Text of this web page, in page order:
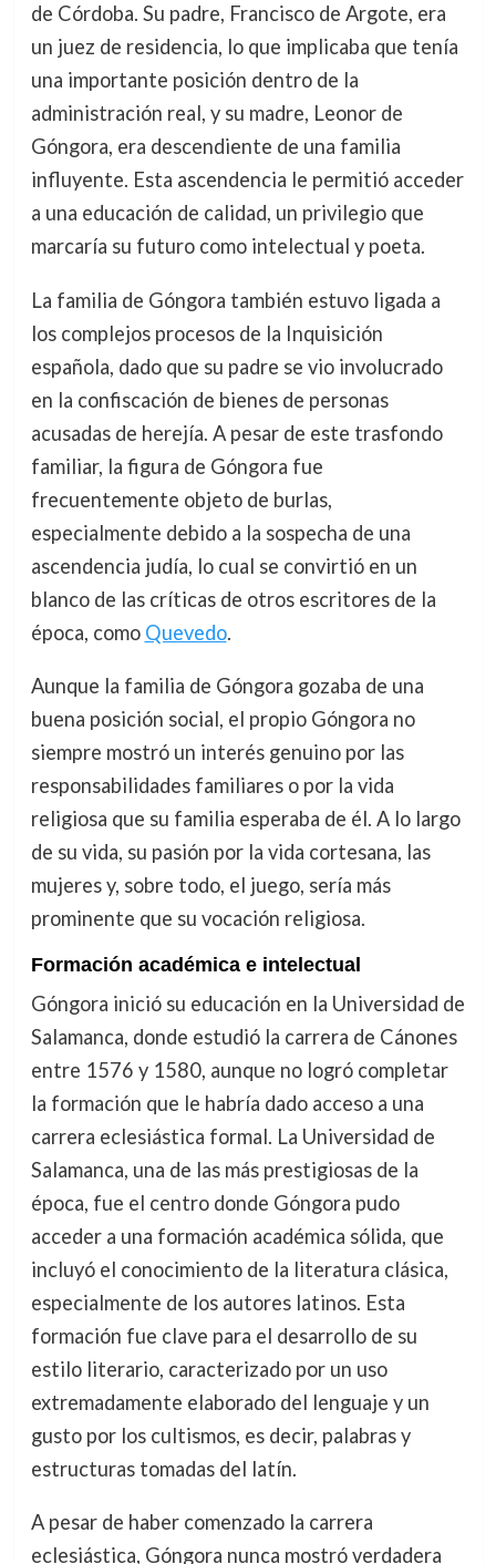
de Córdoba. Su padre, Francisco de Argote, era
un juez de residencia, lo que implicaba que tenía
una importante posición dentro de la
administración real, y su madre, Leonor de
Góngora, era descendiente de una familia
influyente. Esta ascendencia le permitió acceder
a una educación de calidad, un privilegio que
marcaría su futuro como intelectual y poeta.
La familia de Góngora también estuvo ligada a
los complejos procesos de la Inquisición
española, dado que su padre se vio involucrado
en la confiscación de bienes de personas
acusadas de herejía. A pesar de este trasfondo
familiar, la figura de Góngora fue
frecuentemente objeto de burlas,
especialmente debido a la sospecha de una
ascendencia judía, lo cual se convirtió en un
blanco de las críticas de otros escritores de la
época, como Quevedo.
Aunque la familia de Góngora gozaba de una
buena posición social, el propio Góngora no
siempre mostró un interés genuino por las
responsabilidades familiares o por la vida
religiosa que su familia esperaba de él. A lo largo
de su vida, su pasión por la vida cortesana, las
mujeres y, sobre todo, el juego, sería más
prominente que su vocación religiosa.
Formación académica e intelectual
Góngora inició su educación en la Universidad de
Salamanca, donde estudió la carrera de Cánones
entre 1576 y 1580, aunque no logró completar
la formación que le habría dado acceso a una
carrera eclesiástica formal. La Universidad de
Salamanca, una de las más prestigiosas de la
época, fue el centro donde Góngora pudo
acceder a una formación académica sólida, que
incluyó el conocimiento de la literatura clásica,
especialmente de los autores latinos. Esta
formación fue clave para el desarrollo de su
estilo literario, caracterizado por un uso
extremadamente elaborado del lenguaje y un
gusto por los cultismos, es decir, palabras y
estructuras tomadas del latín.
A pesar de haber comenzado la carrera
eclesiástica, Góngora nunca mostró verdadera